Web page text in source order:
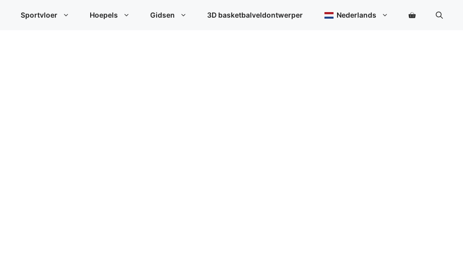
Sportvloer Hoepels Gidsen 3D basketbalveldontwerper Nederlands